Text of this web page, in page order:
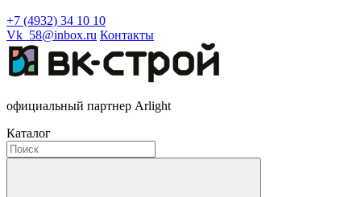
+7 (4932) 34 10 10
Vk_58@inbox.ru Контакты
официальный партнер Arlight
Каталог